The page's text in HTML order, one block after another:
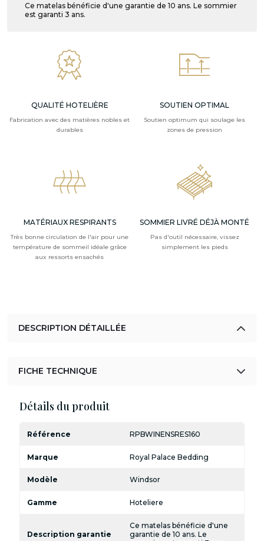
Ce matelas bénéficie d'une garantie de 10 ans. Le sommier
est garanti 3 ans.
QUALITÉ HOTELIÈRE
Fabrication avec des matières nobles et
durables
SOUTIEN OPTIMAL
Soutien optimum qui soulage les
zones de pression
MATÉRIAUX RESPIRANTS
Très bonne circulation de l'air pour une
température de sommeil idéale grâce
aux ressorts ensachés
SOMMIER LIVRÉ DÉJÀ MONTÉ
Pas d'outil nécessaire, vissez
simplement les pieds
DESCRIPTION DÉTAILLÉE
FICHE TECHNIQUE
Détails du produit
Référence RPBWINENSRES160
Marque Royal Palace Bedding
Modèle Windsor
Gamme Hoteliere
Description garantie
Ce matelas bénéficie d'une
garantie de 10 ans. Le